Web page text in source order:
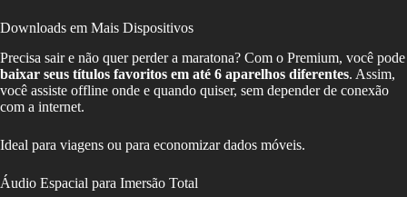
Downloads em Mais Dispositivos
Precisa sair e não quer perder a maratona? Com o Premium, você pode
baixar seus títulos favoritos em até 6 aparelhos diferentes. Assim,
você assiste offline onde e quando quiser, sem depender de conexão
com a internet.
Ideal para viagens ou para economizar dados móveis.
Áudio Espacial para Imersão Total